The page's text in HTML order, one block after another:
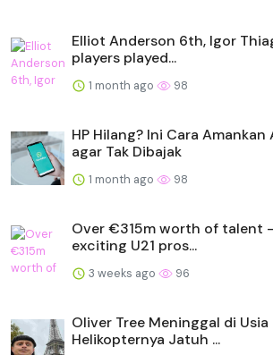
Elliot Anderson 6th, Igor
players played...
1 month ago 98
HP Hilang? Ini Cara
agar Tak Dibajak
1 month ago 98
Over €315m worth of talent
exciting U21 pros...
3 weeks ago 96
Oliver Tree Meninggal di Usia
Helikopternya Jatuh ...